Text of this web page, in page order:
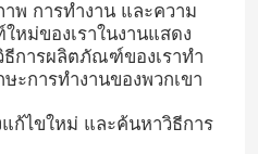
พ การทํางาน และความ
ม่ของเราในงานแสดง
การผลิตภัณฑ์ของเราทํา
ะการทํางานของพวกเขา
ก้ไขใหม่ และค้นหาวิธีการ